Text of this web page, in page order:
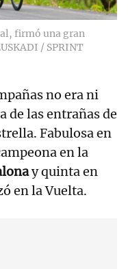
firmó una gran
/ SPRINT
no era ni
de las entrañas de
Fabulosa en
en la
y quinta en
en la Vuelta.